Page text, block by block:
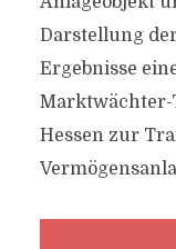
Darstellung
Ergebnisse
Marktwächter-
Hessen zur